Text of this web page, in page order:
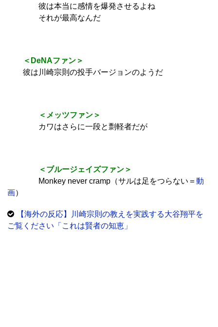
彼は本当に感情を爆発させるよね
それが最高なんだ
＜DeNAファン＞
彼は川崎宗則の投手バージョンのようだ
＜メッツファン＞
カワはさらに一段と剽軽者だが
＜ブルージェイズファン＞
Monkey never cramp（サルは足をつらない＝ 動
画）
【海外の反応】川崎宗則の教えを実践する大谷翔平を
ご覧ください「これは賢者の知恵」